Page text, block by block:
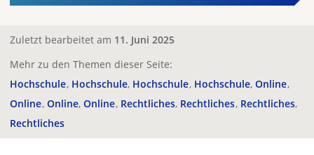
Zuletzt bearbeitet am 11. Juni 2025
Mehr zu den Themen dieser Seite:
Hochschule Hochschule Hochschule Hochschule Online
Online Online Online Rechtliches Rechtliches Rechtliches
Rechtliches